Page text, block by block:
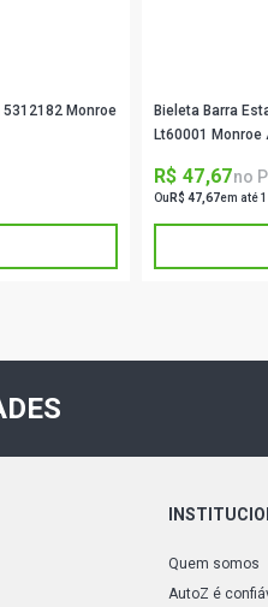
Monroe
Bieleta Barra
Lt60001 Monroe
R$ 47,67no
Ou R$ 47,67em até
Quem somos
AutoZ é